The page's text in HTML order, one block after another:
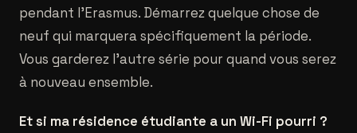
pendant l'Erasmus. Démarrez quelque chose de
neuf qui marquera spécifiquement la période.
Vous garderez l'autre série pour quand vous serez
à nouveau ensemble.
Et si ma résidence étudiante a un Wi-Fi pourri ?